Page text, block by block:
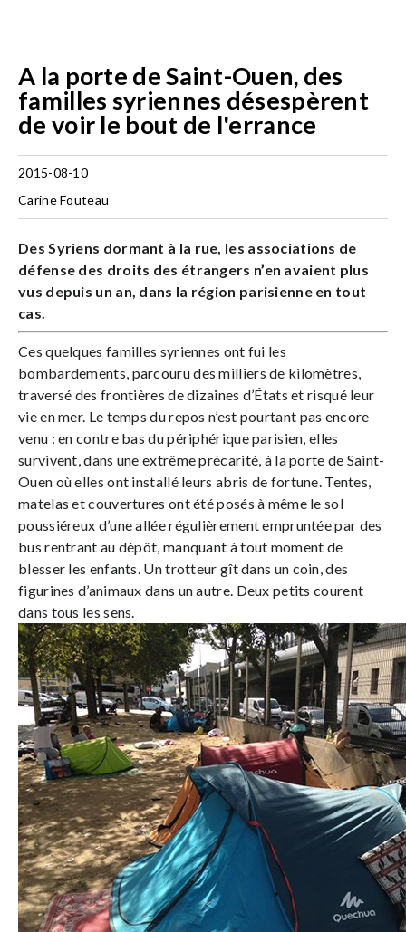
A la porte de Saint-Ouen, des
familles syriennes désespèrent
de voir le bout de l'errance
2015-08-10
Carine Fouteau
Des Syriens dormant à la rue, les associations de
défense des droits des étrangers n’en avaient plus
vus depuis un an, dans la région parisienne en tout
cas.
Ces quelques familles syriennes ont fui les
bombardements, parcouru des milliers de kilomètres,
traversé des frontières de dizaines d’États et risqué leur
vie en mer. Le temps du repos n’est pourtant pas encore
venu : en contre bas du périphérique parisien, elles
survivent, dans une extrême précarité, à la porte de Saint-
Ouen où elles ont installé leurs abris de fortune. Tentes,
matelas et couvertures ont été posés à même le sol
poussiéreux d’une allée régulièrement empruntée par des
bus rentrant au dépôt, manquant à tout moment de
blesser les enfants. Un trotteur gît dans un coin, des
figurines d’animaux dans un autre. Deux petits courent
dans tous les sens.